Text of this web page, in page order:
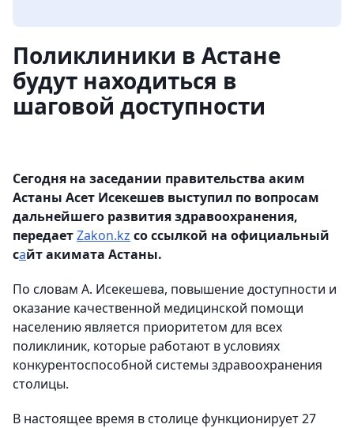
Поликлиники в Астане
будут находиться в
шаговой доступности
Сегодня на заседании правительства аким
Астаны Асет Исекешев выступил по вопросам
дальнейшего развития здравоохранения,
передаетZakon.kz со ссылкой на официальный
сайт акимата Астаны.
По словам А. Исекешева, повышение доступности и
оказание качественной медицинской помощи
населению является приоритетом для всех
поликлиник, которые работают в условиях
конкурентоспособной системы здравоохранения
столицы.
В настоящее время в столице функционирует 27